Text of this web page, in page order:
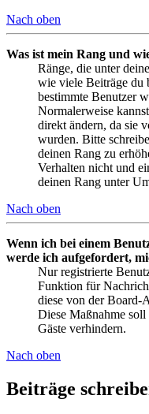
Nach oben
Was ist mein Rang und
Ränge, die unter
wie viele Beiträge du
bestimmte Benutzer
Normalerweise
direkt ändern, da sie
wurden. Bitte
deinen Rang zu
Verhalten nicht und
deinen Rang unter
Nach oben
Wenn ich bei einem
werde ich aufgefordert,
Nur registrierte
Funktion für
diese von der Board-
Diese Maßnahme soll
Gäste verhindern.
Nach oben
Beiträge